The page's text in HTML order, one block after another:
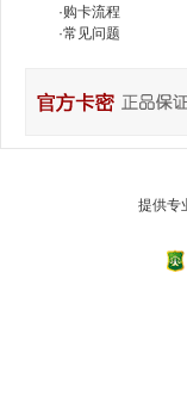
·购卡流程
·常见问题
提供专